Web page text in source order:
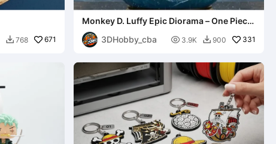
 768 671
Monkey D. Luffy Epic Diorama – One Piece
Anime Figure STL |
3DHobby_cba
 3.9K  900 331